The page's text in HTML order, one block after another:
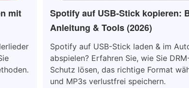
mit
Spotify auf USB-Stick kopieren:
Anleitung & Tools (2026)
Spotify auf USB-Stick laden & im
abspielen? Erfahren Sie, wie Sie
Schutz lösen, das richtige Format
und MP3s verlustfrei speichern.